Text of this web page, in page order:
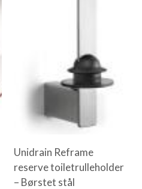
Unidrain Reframe
reserve toiletrulleholder
– Børstet stål